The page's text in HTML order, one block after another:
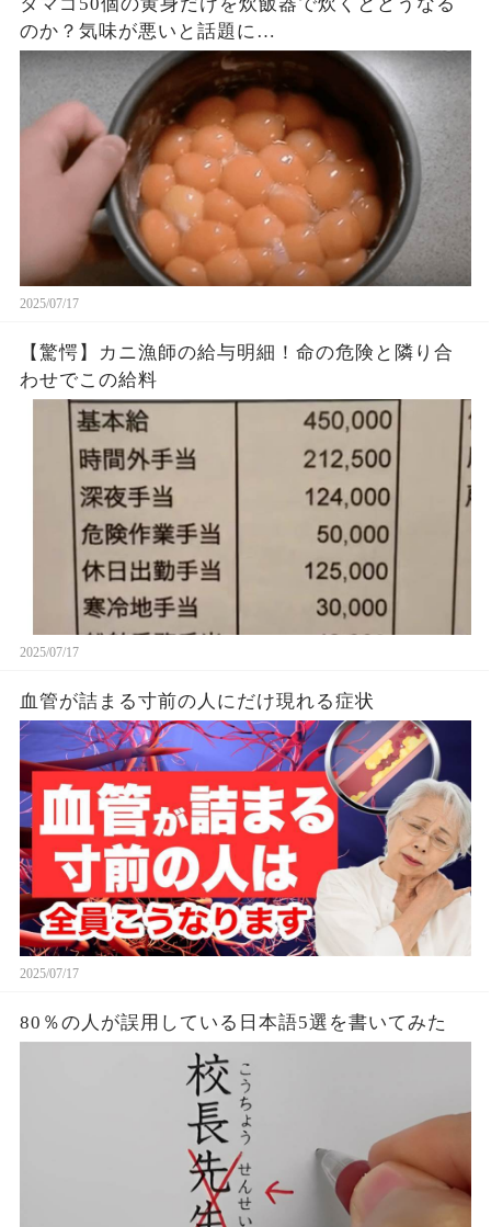
のか？気味が悪いと話題に…
2025/07/17
【驚愕】カニ漁師の給与明細！命の危険と隣り合
わせでこの給料
2025/07/17
血管が詰まる寸前の人にだけ現れる症状
2025/07/17
80％の人が誤用している日本語5選を書いてみた